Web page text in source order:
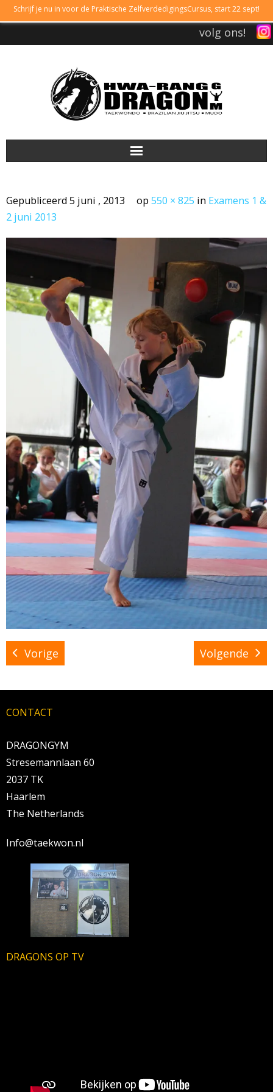
Schrijf je nu in voor de Praktische ZelfverdedigingsCursus, start 22 sept!
volg ons!
LESTIJDEN
LIDMAATSCHAP
BRAZILIAN JIU JITSU
AGENDA
PRAKTISCHE ZELFVERDEDIGINGSCURSUS
Gepubliceerd 5 juni , 2013 op 550 × 825 in Examens 1 &
2 juni 2013
Vorige Volgende
CONTACT
DRAGONGYM
Stresemannlaan 60
2037 TK
Haarlem
The Netherlands
Info@taekwon.nl
DRAGONS OP TV